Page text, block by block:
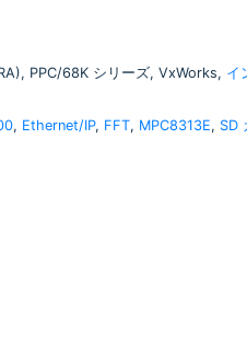
PPC/68K シリーズ, VxWorks, イ
, Ethernet/IP, FFT, MPC8313E, SD